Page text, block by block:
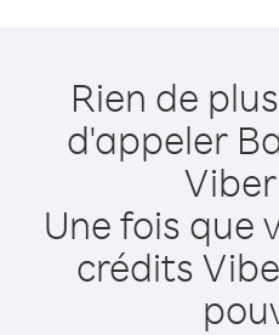
Rien de
d'appeler
Une fois que
crédits